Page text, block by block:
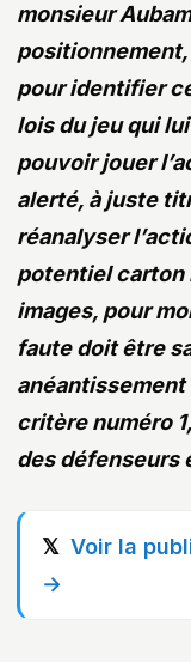
monsieur
positionnement,
pour identifier
lois du jeu qui
pouvoir jouer
alerté, à juste
réanalyser
potentiel carton
images, pour
faute doit être
anéantissement
critère numéro
des défenseurs
Voir la
→